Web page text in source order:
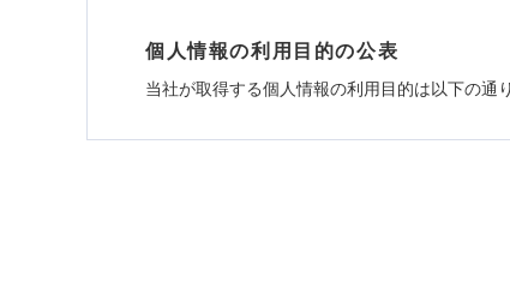
個人情報の利用目的の公表
当社が取得する個人情報の利用目的は以下の通
郵便、電話、およびＥメール等により、当社
め、また維持管理等の委託業務遂行のため、